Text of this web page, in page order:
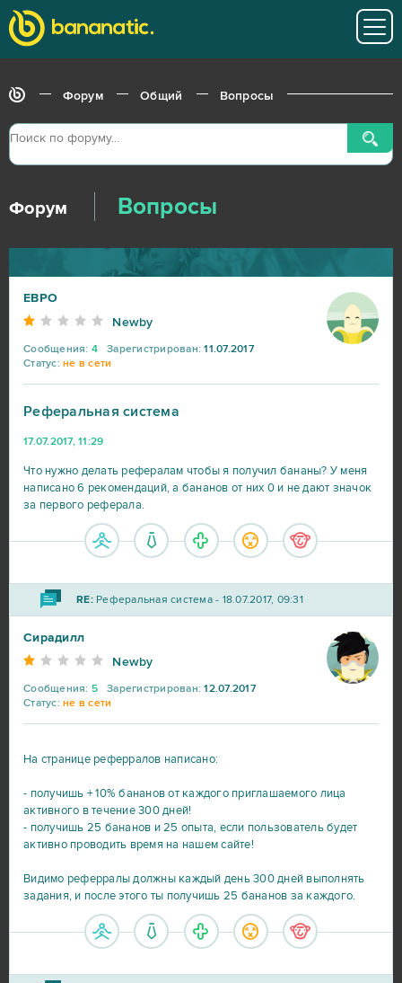
Форум Общий Вопросы
Форум Вопросы
EBPO
Newby
Сообщения: 4 Зарегистрирован: 11.07.2017
Статус: не в сети
Реферальная система
17.07.2017, 11:29
Что нужно делать рефералам чтобы я получил бананы? У меня
написано 6 рекомендаций, а бананов от них 0 и не дают значок
за первого реферала.
RE:Реферальная система - 18.07.2017, 09:31
Сирадилл
Newby
Сообщения: 5 Зарегистрирован: 12.07.2017
Статус: не в сети
На странице реферралов написано:
- получишь + 10% бананов от каждого приглашаемого лица
активного в течение 300 дней!
- получишь 25 бананов и 25 опыта, если пользователь будет
активно проводить время на нашем сайте!
Видимо реферралы должны каждый день 300 дней выполнять
задания, и после этого ты получишь 25 бананов за каждого.